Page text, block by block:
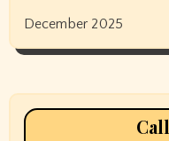
December 2025